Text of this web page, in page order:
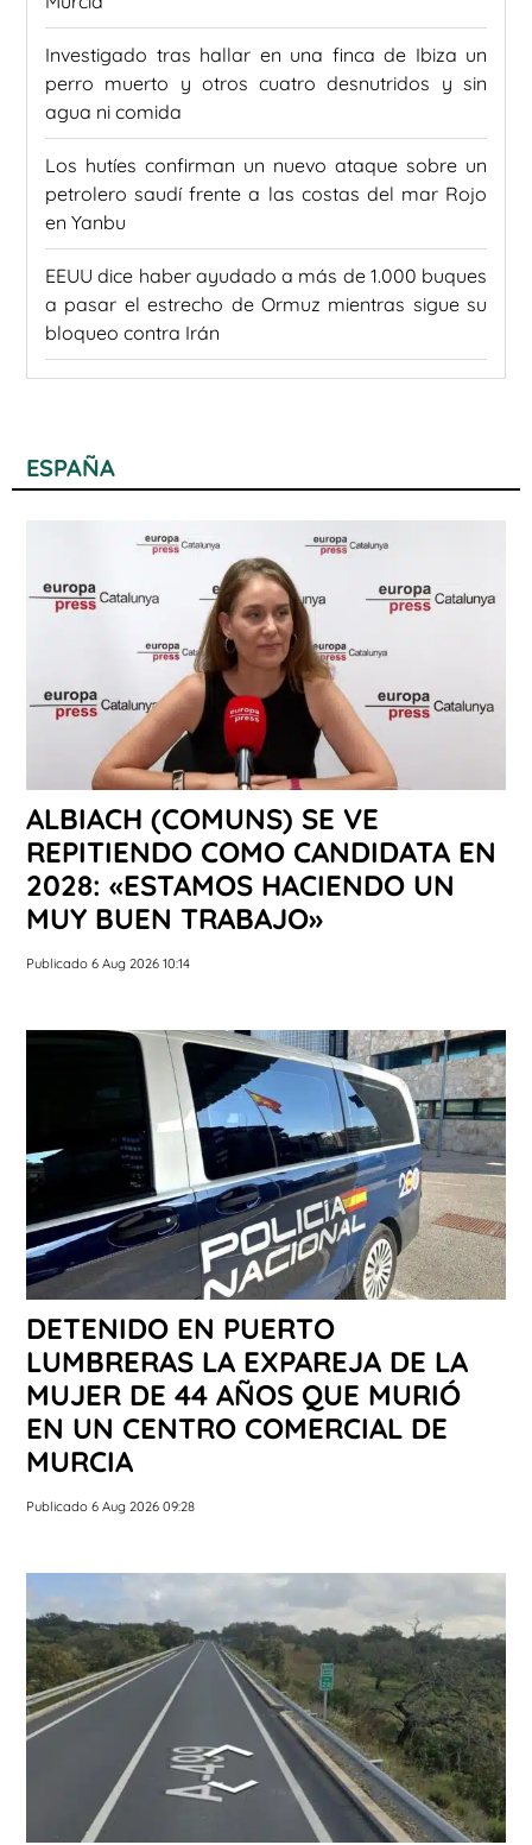
Investigado tras hallar en una finca de Ibiza un
perro muerto y otros cuatro desnutridos y sin
agua ni comida
Los hutíes confirman un nuevo ataque sobre un
petrolero saudí frente a las costas del mar Rojo
en Yanbu
EEUU dice haber ayudado a más de 1.000 buques
a pasar el estrecho de Ormuz mientras sigue su
bloqueo contra Irán
ESPAÑA
ALBIACH (COMUNS) SE VE
REPITIENDO COMO CANDIDATA EN
2028: «ESTAMOS HACIENDO UN
MUY BUEN TRABAJO»
Publicado 6 Aug 2026 10:14
DETENIDO EN PUERTO
LUMBRERAS LA EXPAREJA DE LA
MUJER DE 44 AÑOS QUE MURIÓ
EN UN CENTRO COMERCIAL DE
MURCIA
Publicado 6 Aug 2026 09:28